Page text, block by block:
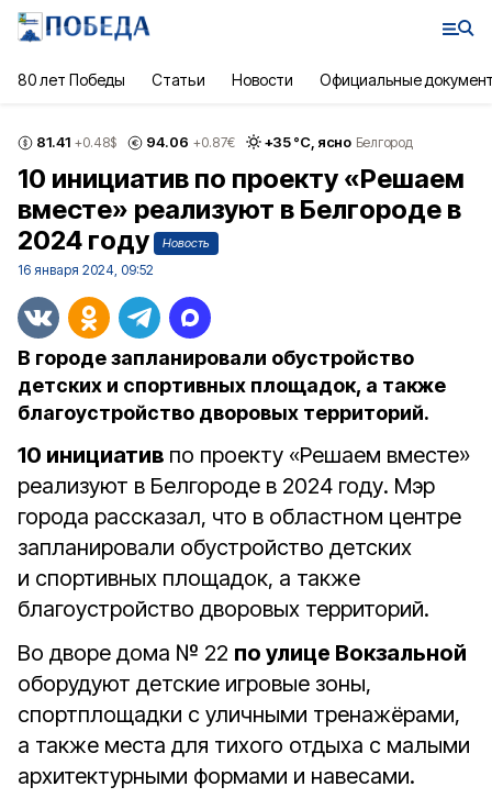
80 лет Победы Статьи Новости Официальные
81.41 +0.48$ 94.06 +0.87€ +35°С, ясно Белгород
10 инициатив по проекту «Решаем
вместе» реализуют в Белгороде в
2024 году
Новость
16 января 2024, 09:52
В городе запланировали обустройство
детских и спортивных площадок, а также
благоустройство дворовых территорий.
10 инициатив по проекту «Решаем вместе»
реализуют в Белгороде в 2024 году. Мэр
города рассказал, что в областном центре
запланировали обустройство детских
и спортивных площадок, а также
благоустройство дворовых территорий.
Во дворе дома № 22 по улице Вокзальной
оборудуют детские игровые зоны,
спортплощадки с уличными тренажёрами,
а также места для тихого отдыха с малыми
архитектурными формами и навесами.